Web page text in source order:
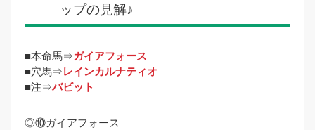
ップの見解♪
■本命馬⇒ガイアフォース
■穴馬⇒レインカルナティオ
■注⇒バビット
◎⑩ガイアフォース